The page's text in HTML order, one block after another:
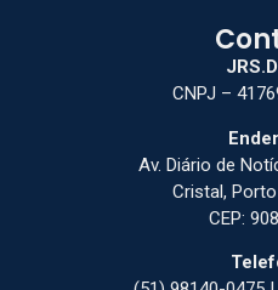
CNPJ –
Av. Diário de
Cristal,
CEP: